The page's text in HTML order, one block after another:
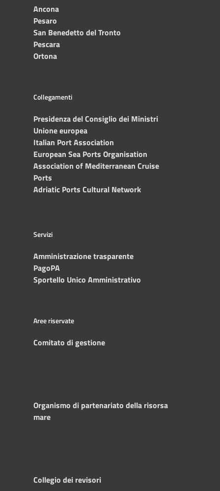
Ancona
Pesaro
San Benedetto del Tronto
Pescara
Ortona
Collegamenti
Presidenza del Consiglio dei Ministri
Unione europea
Italian Port Association
European Sea Ports Organisation
Association of Mediterranean Cruise
Ports
Adriatic Ports Cultural Network
Servizi
Amministrazione trasparente
PagoPA
Sportello Unico Amministrativo
Aree riservate
Comitato di gestione
Organismo di partenariato della risorsa
mare
Collegio dei revisori